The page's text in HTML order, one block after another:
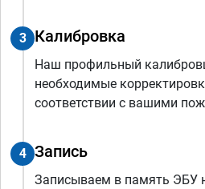
3 Калибровка
Наш профильный
необходимые
соответствии с вашими
4 Запись
Записываем в память ЭБУ